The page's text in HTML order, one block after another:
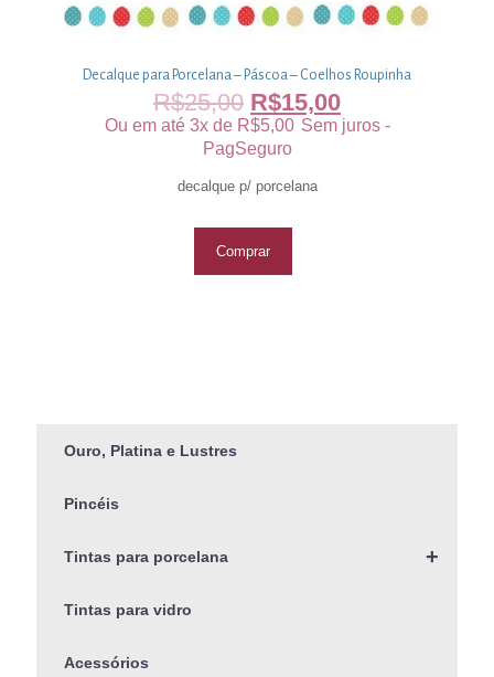
Decalque para Porcelana – Páscoa – Coelhos Roupinha
R$25,00 R$15,00
Ou em até 3x de R$5,00 Sem juros -
PagSeguro
decalque p/ porcelana
Comprar
Ouro, Platina e Lustres
Pincéis
+
Tintas para porcelana
Tintas para vidro
Acessórios